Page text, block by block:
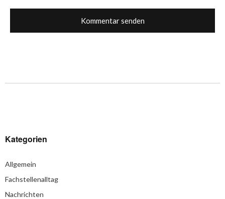
Kategorien
Allgemein
Fachstellenalltag
Nachrichten